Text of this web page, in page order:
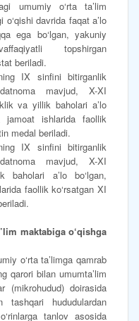
umumiy o‘rta ta’lim
o‘qishi davrida faqat a’lo
ega bo‘lgan, yakuniy
topshirgan
beriladi.
IX sinfini bitirganlik
mavjud, X-XI
va yillik baholari a’lo
jamoat ishlarida faollik
medal beriladi.
IX sinfini bitirganlik
mavjud, X-XI
baholari a’lo bo‘lgan,
faollik ko‘rsatgan XI
maktabiga o‘qishga
o‘rta ta’limga qamrab
qarori bilan umumta’lim
(mikrohudud) doirasida
tashqari hududulardan
tanlov asosida